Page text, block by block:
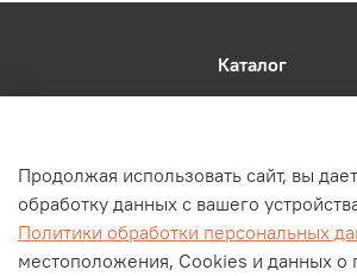
Каталог
О компании
Оплата и доставка
Личный кабинет
Блог
Продолжая использовать сайт, вы
обработку данных с вашего
Политики обработки персональных
местоположения, Cookies и данных о